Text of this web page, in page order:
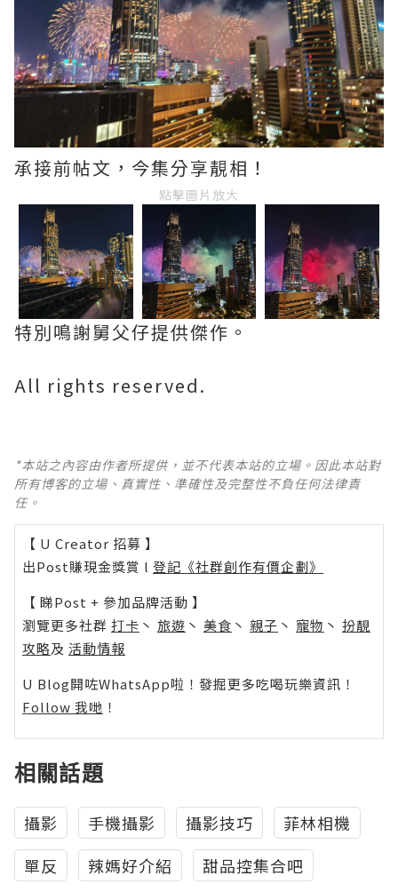
承接前帖文，今集分享靚相！
點擊圖片放大
特別鳴謝舅父仔提供傑作。
All rights reserved.
*本站之內容由作者所提供，並不代表本站的立場。因此本站對
所有博客的立場、真實性、準確性及完整性不負任何法律責
任。
【 U Creator 招募 】
出Post賺現金獎賞 l 登記《社群創作有價企劃》
【 睇Post + 參加品牌活動 】
瀏覽更多社群 打卡 丶 旅遊 丶 美食 丶 親子 丶 寵物 丶 扮靚
攻略及 活動情報
U Blog開咗WhatsApp啦！發掘更多吃喝玩樂資訊！
Follow 我哋 ！
相關話題
攝影 手機攝影 攝影技巧
菲林相機
單反
辣媽好介紹
甜品控集合吧